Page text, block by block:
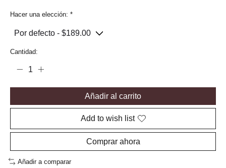
Hacer una elección: *
Cantidad:
Añadir al carrito
Add to wish list
Comprar ahora
Añadir a comparar